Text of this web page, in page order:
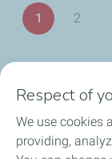
Puslapių
žymėjimas
Puslapis
1 2
MŪSŲ
IŠSIRINKITE
Respect of
We use cookies
providing,